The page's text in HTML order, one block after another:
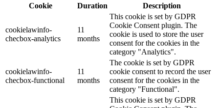
Cookie
Duration Description
cookielawinfo-
checbox-analytics
11
months
This cookie is set by GDPR
Cookie Consent plugin. The
cookie is used to store the user
consent for the cookies in the
category "Analytics".
cookielawinfo-
checbox-functional
11
months
The cookie is set by GDPR
cookie consent to record the user
consent for the cookies in the
category "Functional".
This cookie is set by GDPR